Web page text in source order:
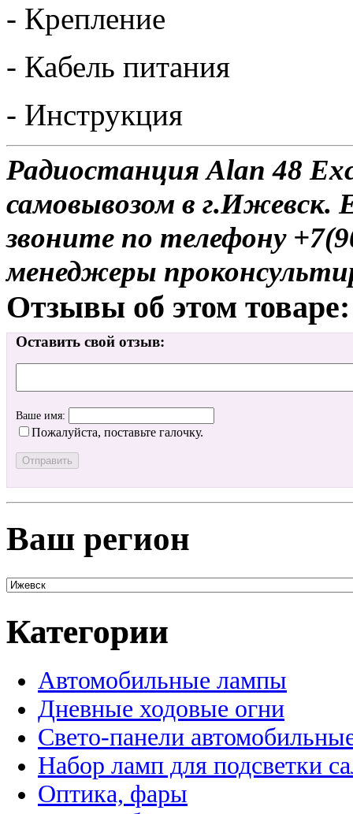
- Крепление
- Кабель питания
- Инструкция
Радиостанция Alan 48
самовывозом в г.Ижевск.
звоните по телефону
менеджеры
Отзывы об этом товаре:
Оставить свой отзыв:
Ваше имя:
Пожалуйста, поставьте галочку.
Ваш регион
Категории
Автомобильные лампы
Дневные ходовые огни
Свето-панели
Набор ламп для подсветки
Оптика, фары